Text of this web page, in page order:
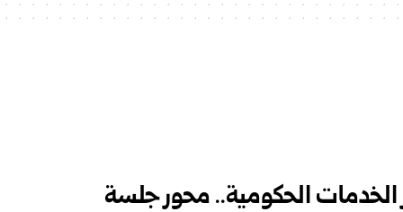
الخدمات الحكومية.. محور جلسة